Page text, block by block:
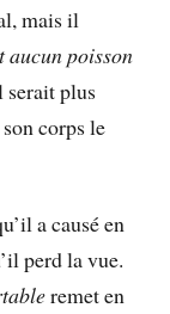
mais il
aucun poisson
serait plus
corps le
a causé en
perd la vue.
remet en